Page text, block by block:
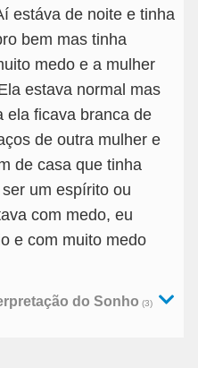
estáva de noite e tinha
bem mas tinha
medo e a mulher
estava normal mas
ela ficava branca de
de outra mulher e
de casa que tinha
um espírito ou
com medo, eu
e com muito medo
do Sonho (3)